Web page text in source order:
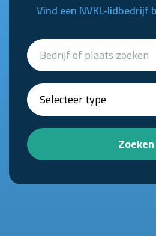
Vind een NVKL-lidbedrijf
Zoeken